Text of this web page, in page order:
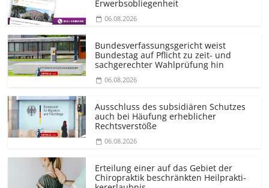
Erwerbsobliegenheit
06.08.2026
Bundesver­fassungsgericht weist
Bundestag auf Pflicht zu zeit- und
sachgerechter Wahlprüfung hin
06.08.2026
Ausschluss des subsidiären Schutzes
auch bei Häufung erheblicher
Rechtsverstöße
06.08.2026
Erteilung einer auf das Gebiet der
Chiropraktik beschränkten Heilprakti­